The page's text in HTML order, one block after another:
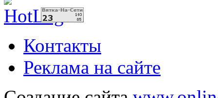
Контакты
Реклама на сайте